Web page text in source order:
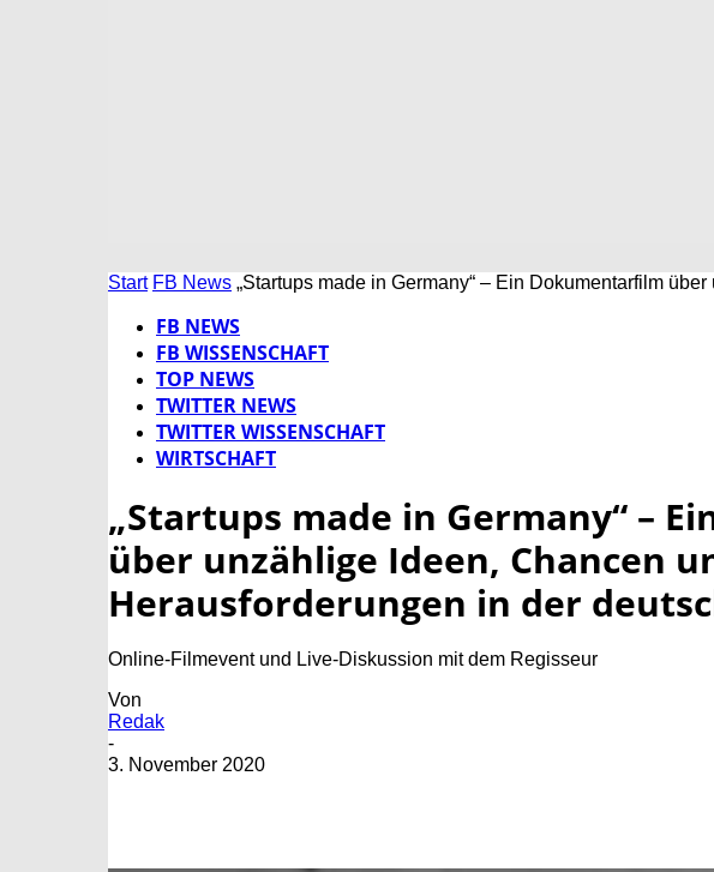
Start FB News „Startups made in Germany“ – Ein Dokumentarfilm
FB NEWS
FB WISSENSCHAFT
TOP NEWS
TWITTER NEWS
TWITTER WISSENSCHAFT
WIRTSCHAFT
„Startups made in Germany“ –
über unzählige Ideen, Chancen
Herausforderungen in der
Online-Filmevent und Live-Diskussion mit dem Regisseur
Von
Redak
-
3. November 2020